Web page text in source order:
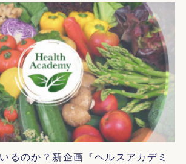
るのか？新企画『ヘルスアカデミ